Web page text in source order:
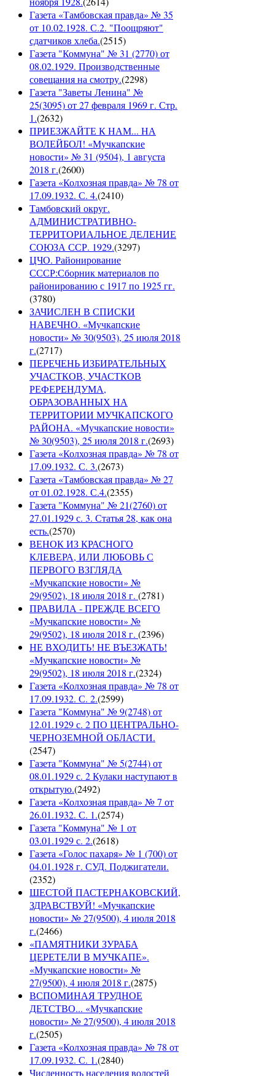
Газета «Тамбовская правда» № 35
от 10.02.1928. С.2. "Поощряют"
сдатчиков хлеба.(2515)
Газета "Коммуна" № 31 (2770) от
08.02.1929. Производственные
совещания на смотру.(2298)
Газета "Заветы Ленина" №
25(3095) от 27 февраля 1969 г. Стр.
1.(2632)
ПРИЕЗЖАЙТЕ К НАМ... НА
ВОЛЕЙБОЛ! «Мучкапские
новости» № 31 (9504), 1 августа
2018 г.(2600)
Газета «Колхозная правда» № 78 от
17.09.1932. С. 4.(2410)
Тамбовский округ.
АДМИНИСТРАТИВНО-
ТЕРРИТОРИАЛЬНОЕ ДЕЛЕНИЕ
СОЮЗА ССР. 1929.(3297)
ЦЧО. Районирование
СССР:Сборник материалов по
районированию с 1917 по 1925 гг.
(3780)
ЗАЧИСЛЕН В СПИСКИ
НАВЕЧНО. «Мучкапские
новости» № 30(9503), 25 июля 2018
г.(2717)
ПЕРЕЧЕНЬ ИЗБИРАТЕЛЬНЫХ
УЧАСТКОВ, УЧАСТКОВ
РЕФЕРЕНДУМА,
ОБРАЗОВАННЫХ НА
ТЕРРИТОРИИ МУЧКАПСКОГО
РАЙОНА. «Мучкапские новости»
№ 30(9503), 25 июля 2018 г.(2693)
Газета «Колхозная правда» № 78 от
17.09.1932. С. 3.(2673)
Газета «Тамбовская правда» № 27
от 01.02.1928. С.4.(2355)
Газета "Коммуна" № 21(2760) от
27.01.1929 с. 3. Статья 28, как она
есть.(2570)
ВЕНОК ИЗ КРАСНОГО
КЛЕВЕРА, ИЛИ ЛЮБОВЬ С
ПЕРВОГО ВЗГЛЯДА
«Мучкапские новости» №
29(9502), 18 июля 2018 г. (2781)
ПРАВИЛА - ПРЕЖДЕ ВСЕГО
«Мучкапские новости» №
29(9502), 18 июля 2018 г. (2396)
НЕ ВХОДИТЬ! НЕ ВЪЕЗЖАТЬ!
«Мучкапские новости» №
29(9502), 18 июля 2018 г.(2324)
Газета «Колхозная правда» № 78 от
17.09.1932. С. 2.(2599)
Газета "Коммуна" № 9(2748) от
12.01.1929 с. 2 ПО ЦЕНТРАЛЬНО-
ЧЕРНОЗЕМНОЙ ОБЛАСТИ.
(2547)
Газета "Коммуна" № 5(2744) от
08.01.1929 с. 2 Кулаки наступают в
открытую.(2492)
Газета «Колхозная правда» № 7 от
26.01.1932. С. 1.(2574)
Газета "Коммуна" № 1 от
03.01.1929 с. 2.(2618)
Газета «Голос пахаря» № 1 (700) от
04.01.1928 г. СУД. Поджигатели.
(2352)
ШЕСТОЙ ПАСТЕРНАКОВСКИЙ,
ЗДРАВСТВУЙ! «Мучкапские
новости» № 27(9500), 4 июля 2018
г.(2466)
«ПАМЯТНИКИ ЗУРАБА
ЦЕРЕТЕЛИ В МУЧКАПЕ».
«Мучкапские новости» №
27(9500), 4 июля 2018 г.(2875)
ВСПОМИНАЯ ТРУДНОЕ
ДЕТСТВО... «Мучкапские
новости» № 27(9500), 4 июля 2018
г.(2505)
Газета «Колхозная правда» № 78 от
17.09.1932. С. 1.(2840)
Численность населения волостей